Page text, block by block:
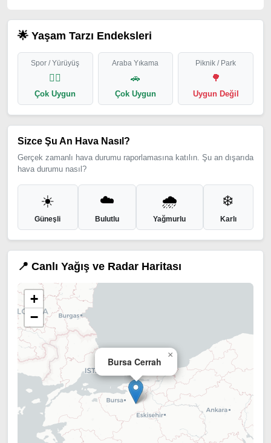
🌟 Yaşam Tarzı Endeksleri
Spor / Yürüyüş
🏃‍♂️
Çok Uygun
Araba Yıkama
🚗
Çok Uygun
Piknik / Park
🌳
Uygun Değil
Sizce Şu An Hava Nasıl?
Gerçek zamanlı hava durumu raporlamasına katılın. Şu an dışarıda
hava durumu nasıl?
☀️
Güneşli
☁️
Bulutlu
🌧️
Yağmurlu
❄️
Karlı
📍 Canlı Yağış ve Radar Haritası
Bursa Cerrah
×
+
−